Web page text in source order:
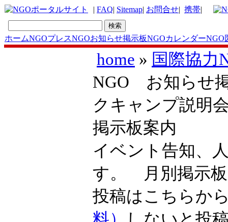
| FAQ| Sitemap| お問合せ| 携帯|
ホームNGOプレスNGOお知らせ掲示板NGOカレンダーNGO
home » 国際協
NGO お知らせ
クキャンプ説明
掲示板案内
イベント告知、
す。 月別掲示
投稿はこちら